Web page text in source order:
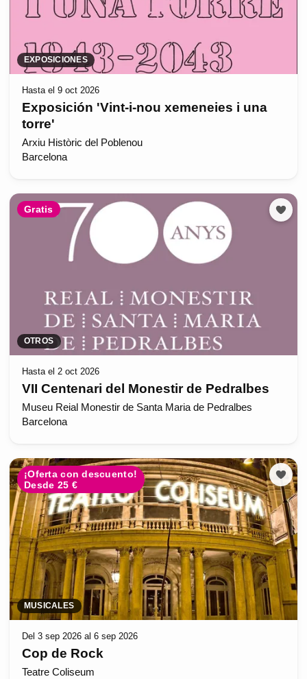
EXPOSICIONES
Hasta el 9 oct 2026
Exposición 'Vint-i-nou xemeneies i una
torre'
Arxiu Històric del Poblenou
Barcelona
Gratis
OTROS
Hasta el 2 oct 2026
VII Centenari del Monestir de Pedralbes
Museu Reial Monestir de Santa Maria de Pedralbes
Barcelona
¡Oferta con descuento!
Desde 25 €
MUSICALES
Del 3 sep 2026 al 6 sep 2026
Cop de Rock
Teatre Coliseum